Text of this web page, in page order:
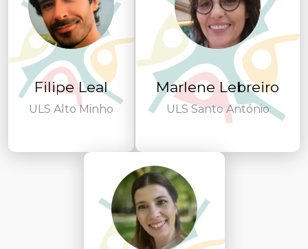
Filipe Leal
ULS Alto Minho
Marlene Lebreiro
ULS Santo António